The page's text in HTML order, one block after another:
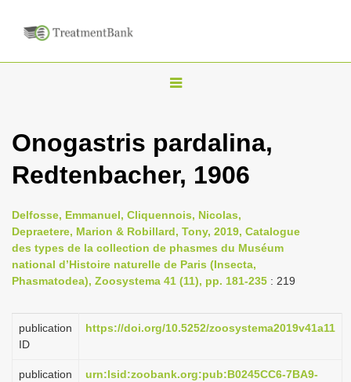
T
g
l
n
a
v
i
a
i
Onogastris pardalina,
Redtenbacher, 1906
Delfosse, Emmanuel, Cliquennois, Nicolas,
Depraetere, Marion & Robillard, Tony, 2019, Catalogue
des types de la collection de phasmes du Muséum
national d’Histoire naturelle de Paris (Insecta,
Phasmatodea), Zoosystema 41 (11), pp. 181-235 : 219
publication
ID
https://doi.org/10.5252/zoosystema2019v41a11
publication
urn:lsid:zoobank.org:pub:B0245CC6-7BA9-